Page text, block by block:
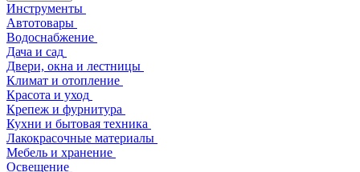
Инструменты
Автотовары
Водоснабжение
Дача и сад
Двери, окна и лестницы
Климат и отопление
Красота и уход
Крепеж и фурнитура
Кухни и бытовая техника
Лакокрасочные материалы
Мебель и хранение
Освещение